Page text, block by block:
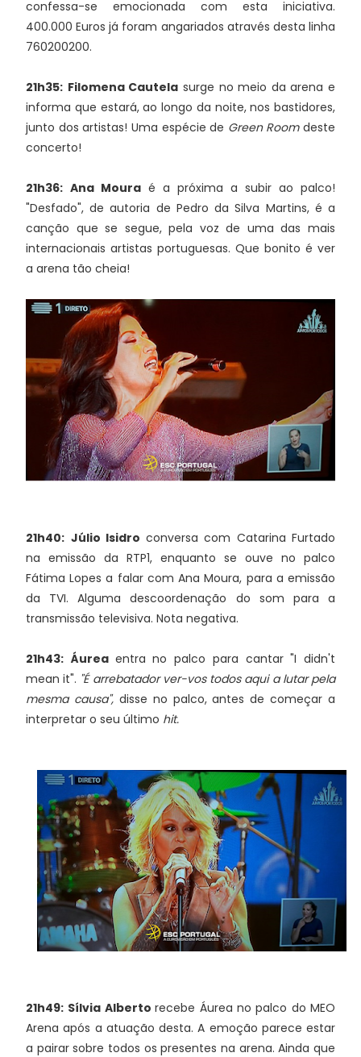
confessa-se emocionada com esta iniciativa.
400.000 Euros já foram angariados através desta linha
760200200.
21h35: Filomena Cautela surge no meio da arena e
informa que estará, ao longo da noite, nos bastidores,
junto dos artistas! Uma espécie de Green Roomdeste
concerto!
21h36: Ana Moura é a próxima a subir ao palco!
"Desfado", de autoria de Pedro da Silva Martins, é a
canção que se segue, pela voz de uma das mais
internacionais artistas portuguesas. Que bonito é ver
a arena tão cheia!
21h40: Júlio Isidro conversa com Catarina Furtado
na emissão da RTP1, enquanto se ouve no palco
Fátima Lopes a falar com Ana Moura, para a emissão
da TVI. Alguma descoordenação do som para a
transmissão televisiva. Nota negativa.
21h43: Áurea entra no palco para cantar "I didn't
mean it". "É arrebatador ver-vos todos aqui a lutar pela
mesma causa",disse no palco, antes de começar a
interpretar o seu último hit.
21h49: Sílvia Albertorecebe Áurea no palco do MEO
Arena após a atuação desta. A emoção parece estar
a pairar sobre todos os presentes na arena. Ainda que